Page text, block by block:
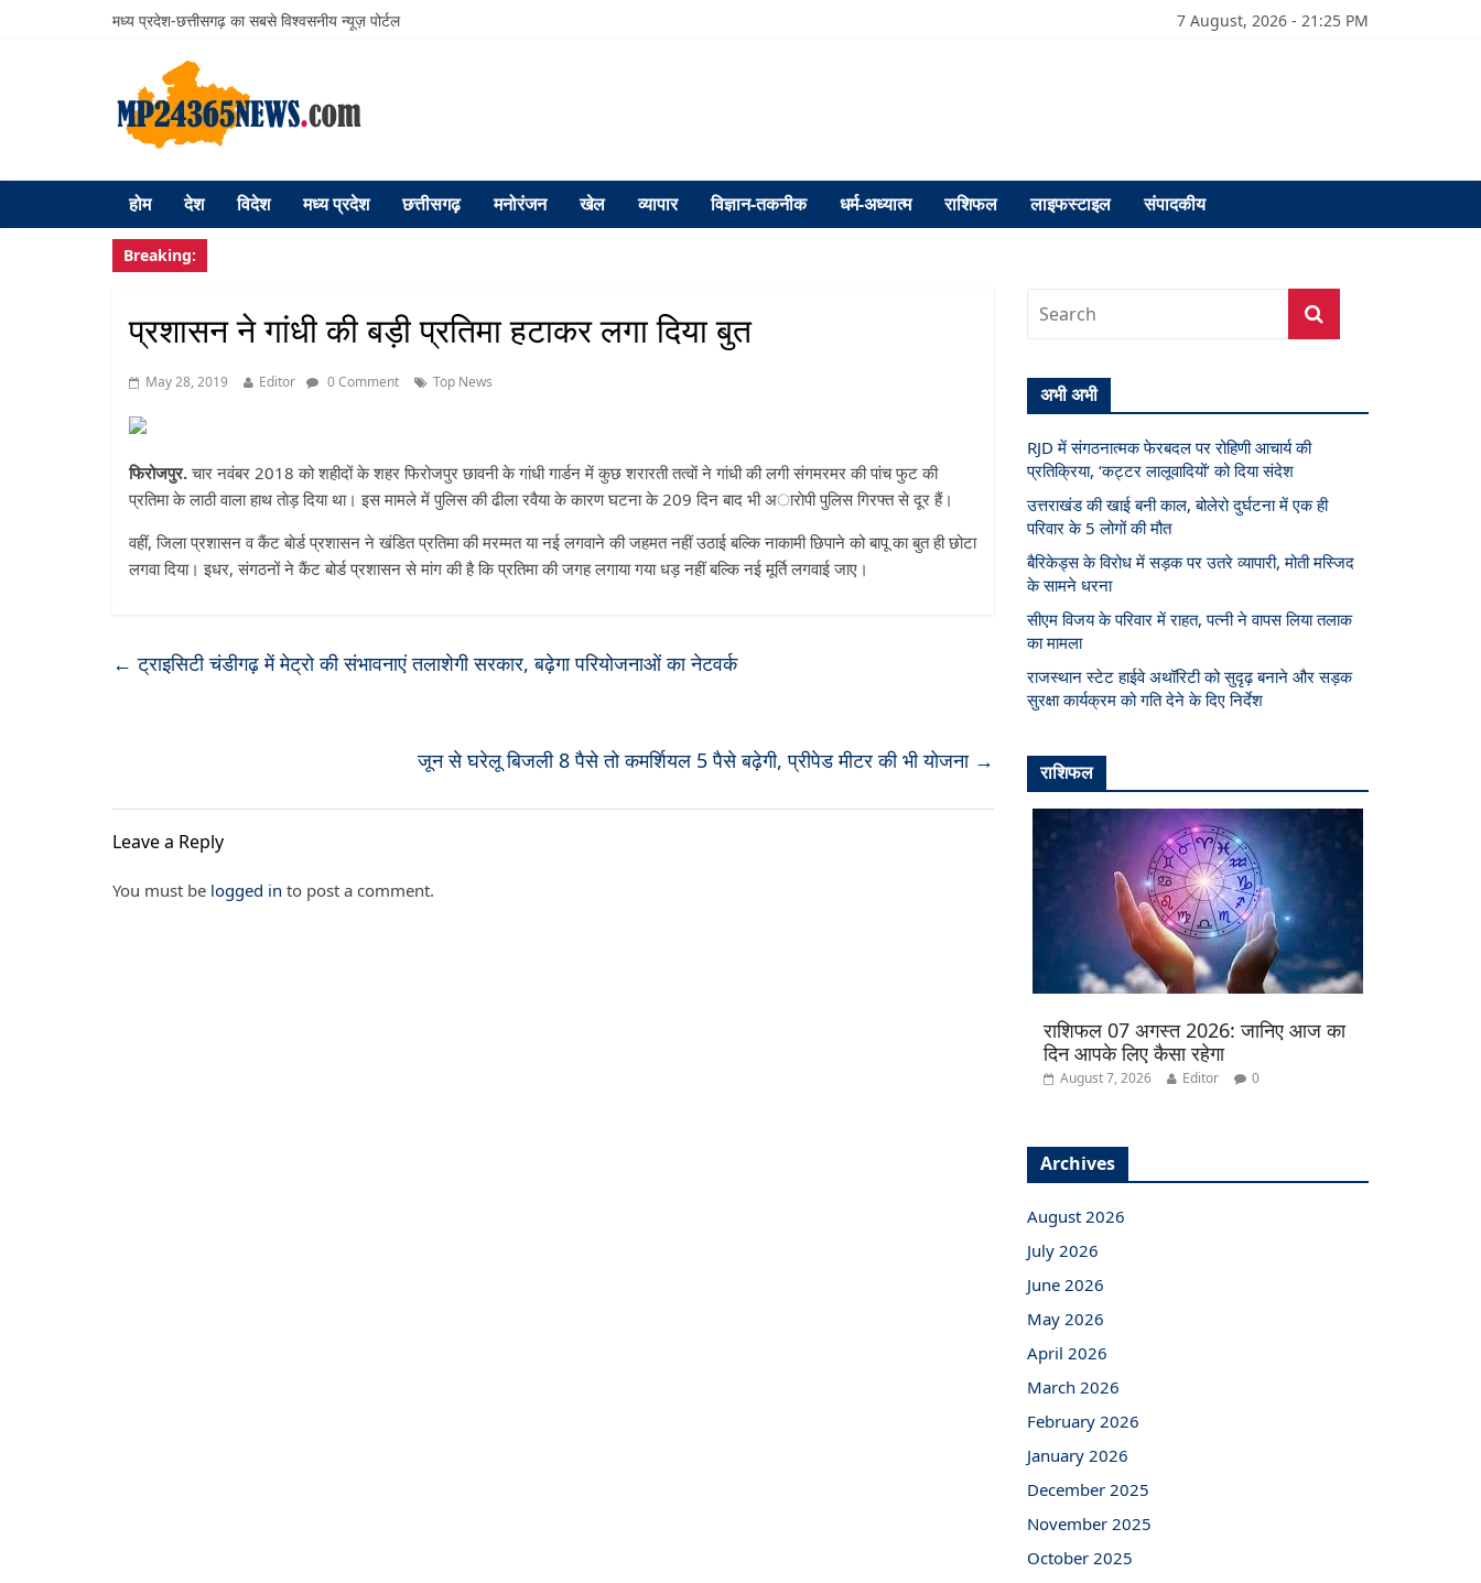
मध्य प्रदेश-छत्तीसगढ़ का सबसे विश्वसनीय न्यूज़ पोर्टल 7 August, 2026 - 21:25 PM
होम देश विदेश मध्य प्रदेश छत्तीसगढ़ मनोरंजन खेल व्यापार विज्ञान-तकनीक धर्म-अध्यात्म राशिफल लाइफस्टाइल संपादकीय
Breaking:
प्रशासन ने गांधी की बड़ी प्रतिमा हटाकर लगा दिया बुत
May 28, 2019 Editor 0 Comment Top News
फिरोजपुर.चार नवंबर 2018 को शहीदों के शहर फिरोजपुर छावनी के गांधी गार्डन में कुछ शरारती तत्वाें ने गांधी की लगी संगमरमर की पांच फुट की
प्रतिमा के लाठी वाला हाथ ताेड़ दिया था। इस मामले में पुलिस की ढीला रवैया के कारण घटना के 209 दिन बाद भी अाराेपी पुलिस गिरफ्त से दूर हैं।
वहीं, जिला प्रशासन व कैंट बाेर्ड प्रशासन ने खंडित प्रतिमा की मरम्मत या नई लगवाने की जहमत नहीं उठाई बल्कि नाकामी छिपाने को बापू का बुत ही छोटा
लगवा दिया। इधर, संगठनों ने कैंट बोर्ड प्रशासन से मांग की है कि प्रतिमा की जगह लगाया गया धड़ नहीं बल्कि नई मूर्ति लगवाई जाए।
← ट्राइसिटी चंडीगढ़ में मेट्रो की संभावनाएं तलाशेगी सरकार, बढ़ेगा परियोजनाओं का नेटवर्क
जून से घरेलू बिजली 8 पैसे तो कमर्शियल 5 पैसे बढ़ेगी, प्रीपेड मीटर की भी योजना →
Leave a Reply
You must be logged in to post a comment.
अभी अभी
RJD में संगठनात्मक फेरबदल पर रोहिणी आचार्य की
प्रतिक्रिया, ‘कट्टर लालूवादियों’ को दिया संदेश
उत्तराखंड की खाई बनी काल, बोलेरो दुर्घटना में एक ही
परिवार के 5 लोगों की मौत
बैरिकेड्स के विरोध में सड़क पर उतरे व्यापारी, मोती मस्जिद
के सामने धरना
सीएम विजय के परिवार में राहत, पत्नी ने वापस लिया तलाक
का मामला
राजस्थान स्टेट हाईवे अथॉरिटी को सुदृढ़ बनाने और सड़क
सुरक्षा कार्यक्रम को गति देने के दिए निर्देश
राशिफल
राशिफल 07 अगस्त 2026: जानिए आज का
दिन आपके लिए कैसा रहेगा
August 7, 2026 Editor 0
Archives
August 2026
July 2026
June 2026
May 2026
April 2026
March 2026
February 2026
January 2026
December 2025
November 2025
October 2025